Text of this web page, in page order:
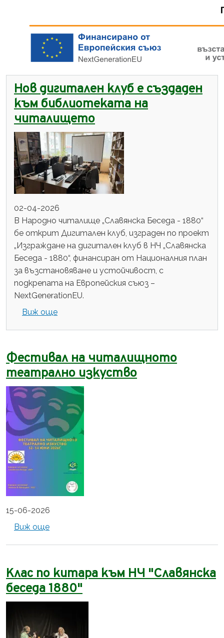
Нов дигитален клуб е създаден
към библиотеката на
читалището
02-04-2026
В Народно читалище „Славянска Беседа - 1880“
бе открит Дигитален клуб, изграден по проект
„Изграждане на дигитален клуб в НЧ „Славянска
Беседа - 1880“, финансиран от Националния план
за възстановяване и устойчивост, с
подкрепата на Европейския съюз –
NextGenerationEU.
Виж ощеabout Нов дигитален клуб е създаден
Фестивал на читалищното
театрално изкуство
15-06-2026
Виж ощеabout Фестивал на читалищното
Клас по китара към НЧ "Славянска
беседа 1880"